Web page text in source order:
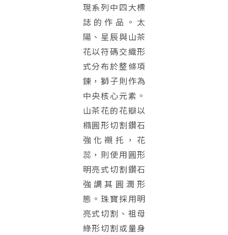
現系列中四大標
誌的作品。太
陽、星辰與山茶
花以符碼交織形
式分布於整條項
鍊，獅子則作為
中央核心元素。
山茶花的花瓣以
橢圓形切割鑽石
強化襯托，花
蕊，則使用圓形
明亮式切割鑽石
強調其圓潤形
態。珠寶採用明
亮式切割、祖母
綠形切割或量身